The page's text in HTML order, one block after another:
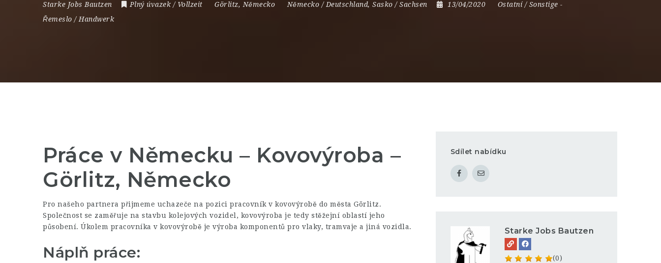
Starke Jobs Bautzen Plný úvazek / Vollzeit Görlitz, Německo Německo / Deutschland, Sasko / Sachsen 13/04/2020 Ostatní / Sonstige -
Řemeslo / Handwerk
Práce v Německu – Kovovýroba –
Görlitz, Německo
Pro našeho partnera přijmeme uchazeče na pozici pracovník v kovovýrobě do města Görlitz.
Společnost se zaměřuje na stavbu kolejových vozidel, kovovýroba je tedy stěžejní oblastí jeho
působení. Úkolem pracovníka v kovovýrobě je výroba komponentů pro vlaky, tramvaje a jiná vozidla.
Náplň práce:
Sdílet nabídku
Starke Jobs Bautzen
(0)